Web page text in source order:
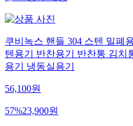
쿠비녹스 핸들 304 스텐 밀폐
텐용기 반찬용기 반찬통 김치
용기 냉동실용기
56,100원
57%23,900원